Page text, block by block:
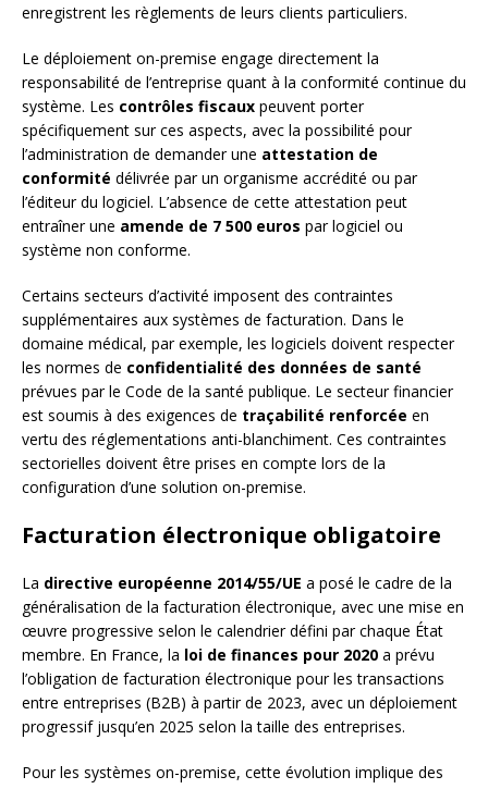
enregistrent les règlements de leurs clients particuliers.
Le déploiement on-premise engage directement la
responsabilité de l’entreprise quant à la conformité continue du
système. Les contrôles fiscaux peuvent porter
spécifiquement sur ces aspects, avec la possibilité pour
l’administration de demander une attestation de
conformité délivrée par un organisme accrédité ou par
l’éditeur du logiciel. L’absence de cette attestation peut
entraîner une amende de 7 500 euros par logiciel ou
système non conforme.
Certains secteurs d’activité imposent des contraintes
supplémentaires aux systèmes de facturation. Dans le
domaine médical, par exemple, les logiciels doivent respecter
les normes de confidentialité des données de santé
prévues par le Code de la santé publique. Le secteur financier
est soumis à des exigences de traçabilité renforcée en
vertu des réglementations anti-blanchiment. Ces contraintes
sectorielles doivent être prises en compte lors de la
configuration d’une solution on-premise.
Facturation électronique obligatoire
La directive européenne 2014/55/UE a posé le cadre de la
généralisation de la facturation électronique, avec une mise en
œuvre progressive selon le calendrier défini par chaque État
membre. En France, la loi de finances pour 2020 a prévu
l’obligation de facturation électronique pour les transactions
entre entreprises (B2B) à partir de 2023, avec un déploiement
progressif jusqu’en 2025 selon la taille des entreprises.
Pour les systèmes on-premise, cette évolution implique des